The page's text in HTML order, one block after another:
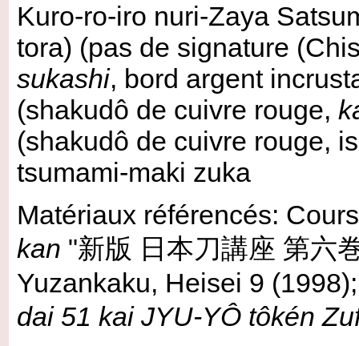
Kuro-ro-iro nuri-Zaya
tora) (pas de signature
sukashi, bord argent
(shakudô de cuivre rouge,
(shakudô de cuivre rouge,
tsumami-maki zuka
Matériaux référencés:
kan "新版 日本刀講座 第六
Yuzankaku, Heisei 9
dai 51 kai JYU-YÔ tôkén